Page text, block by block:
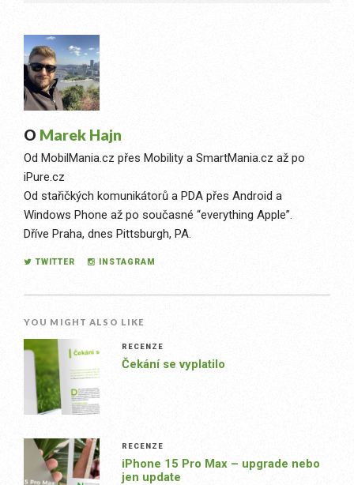
O Marek Hajn
Od MobilMania.cz přes Mobility a SmartMania.cz až po
iPure.cz
Od stařičkých komunikátorů a PDA přes Android a
Windows Phone až po současné “everything Apple”.
Dříve Praha, dnes Pittsburgh, PA.
TWITTER INSTAGRAM
YOU MIGHT ALSO LIKE
RECENZE
Čekání se vyplatilo
RECENZE
iPhone 15 Pro Max – upgrade nebo
jen update